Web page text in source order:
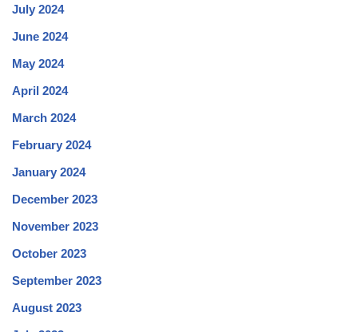
July 2024
June 2024
May 2024
April 2024
March 2024
February 2024
January 2024
December 2023
November 2023
October 2023
September 2023
August 2023